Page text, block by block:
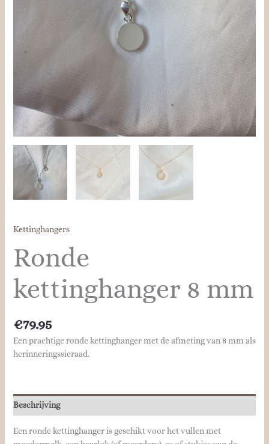
Kettinghangers
Ronde
kettinghanger 8 mm
€79.95
Een prachtige ronde kettinghanger met de afmeting van 8 mm als
herinneringssieraad.
Beschrijving
Een ronde kettinghanger is geschikt voor het vullen met